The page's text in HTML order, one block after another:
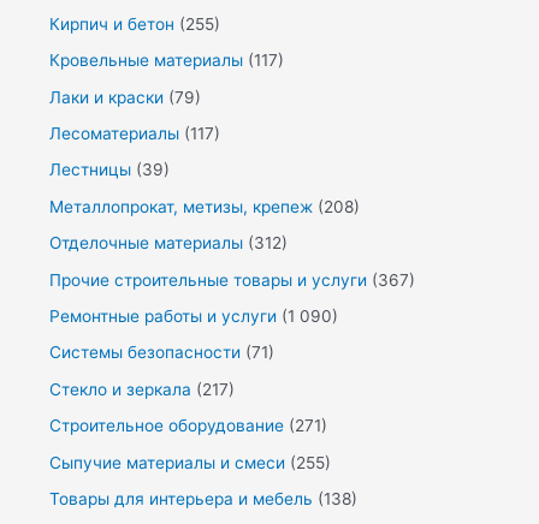
Кирпич и бетон (255)
Кровельные материалы (117)
Лаки и краски (79)
Лесоматериалы (117)
Лестницы (39)
Металлопрокат, метизы, крепеж (208)
Отделочные материалы (312)
Прочие строительные товары и услуги (367)
Ремонтные работы и услуги (1 090)
Системы безопасности (71)
Стекло и зеркала (217)
Строительное оборудование (271)
Сыпучие материалы и смеси (255)
Товары для интерьера и мебель (138)